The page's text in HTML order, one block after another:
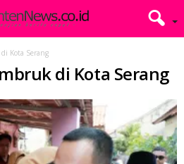
Kota Serang
di Kota Serang